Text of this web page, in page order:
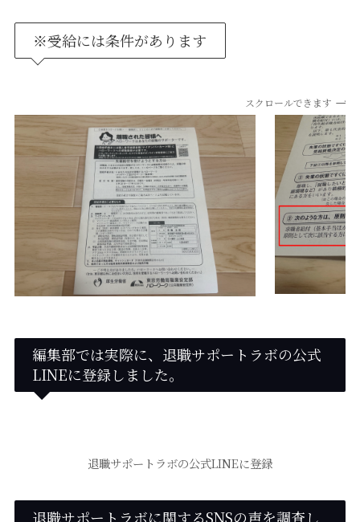
※受給には条件があります
スクロールできます
編集部では実際に、退職サポートラボの公式
LINEに登録しました。
退職サポートラボの公式LINEに登録
退職サポートラボに関するSNSの声を調査し